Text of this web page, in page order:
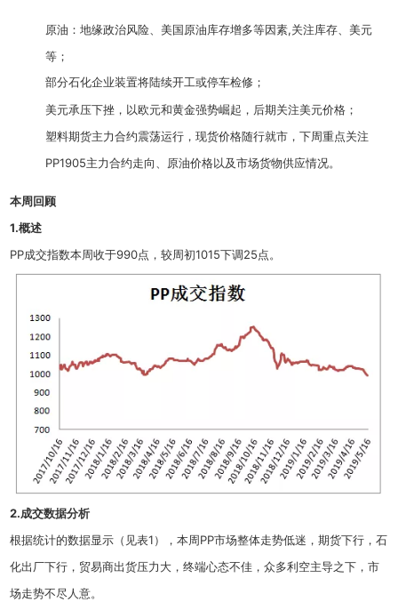
原油：地缘政治风险、美国原油库存增多等因素,关注库存、美元
等；
部分石化企业装置将陆续开工或停车检修；
美元承压下挫，以欧元和黄金强势崛起，后期关注美元价格；
塑料期货主力合约震荡运行，现货价格随行就市，下周重点关注
PP1905主力合约走向、原油价格以及市场货物供应情况。
本周回顾
1.概述
PP成交指数本周收于990点，较周初1015下调25点。
2.成交数据分析
根据统计的数据显示（见表1），本周PP市场整体走势低迷，期货下行，石
化出厂下行，贸易商出货压力大，终端心态不佳，众多利空主导之下，市
场走势不尽人意。